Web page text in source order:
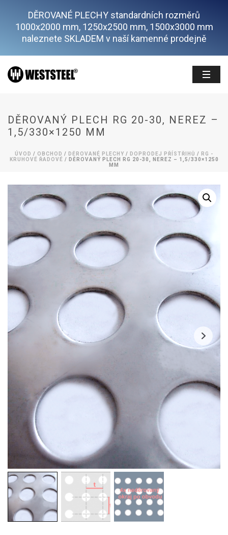
DĚROVANÉ PLECHY standardních rozměrů
1000x2000 mm, 1250x2500 mm, 1500x3000 mm
naleznete SKLADEM v naší kamenné prodejně
DĚROVANÝ PLECH RG 20-30, NEREZ –
1,5/330×1250 MM
ÚVOD / OBCHOD / DĚROVANÉ PLECHY / DOPRODEJ PŘÍSTŘIHŮ / RG -
KRUHOVÉ ŘADOVÉ / DĚROVANÝ PLECH RG 20-30, NEREZ – 1,5/330×1250
MM